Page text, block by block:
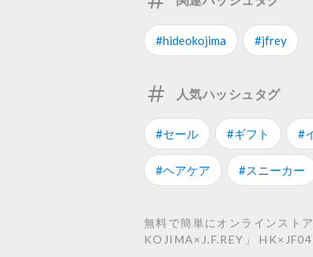
#hideokojima #jfrey
人気ハッシュタグ
#セール #ギフト #
#ヘアケア #スニーカー
無料で簡単にオンラインスト
KOJIMA×J.F.REY」